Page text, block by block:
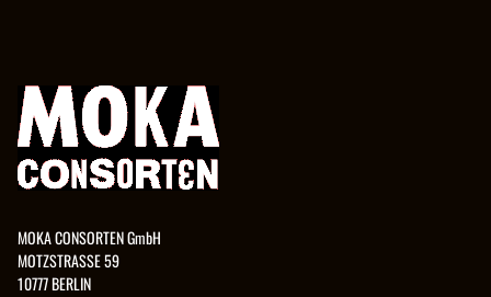
MOKA CONSORTEN GmbH
MOTZSTRASSE 59
10777 BERLIN